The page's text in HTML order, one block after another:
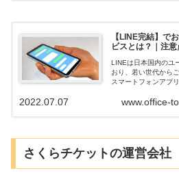
【LINE完結】で
ビスとは？｜注
LINEは日本国内のユ
おり、若い世代から
スマートフォンアプ
込や審査が完結でき
www.office-
2022.07.07
さくらチケットの運営会社